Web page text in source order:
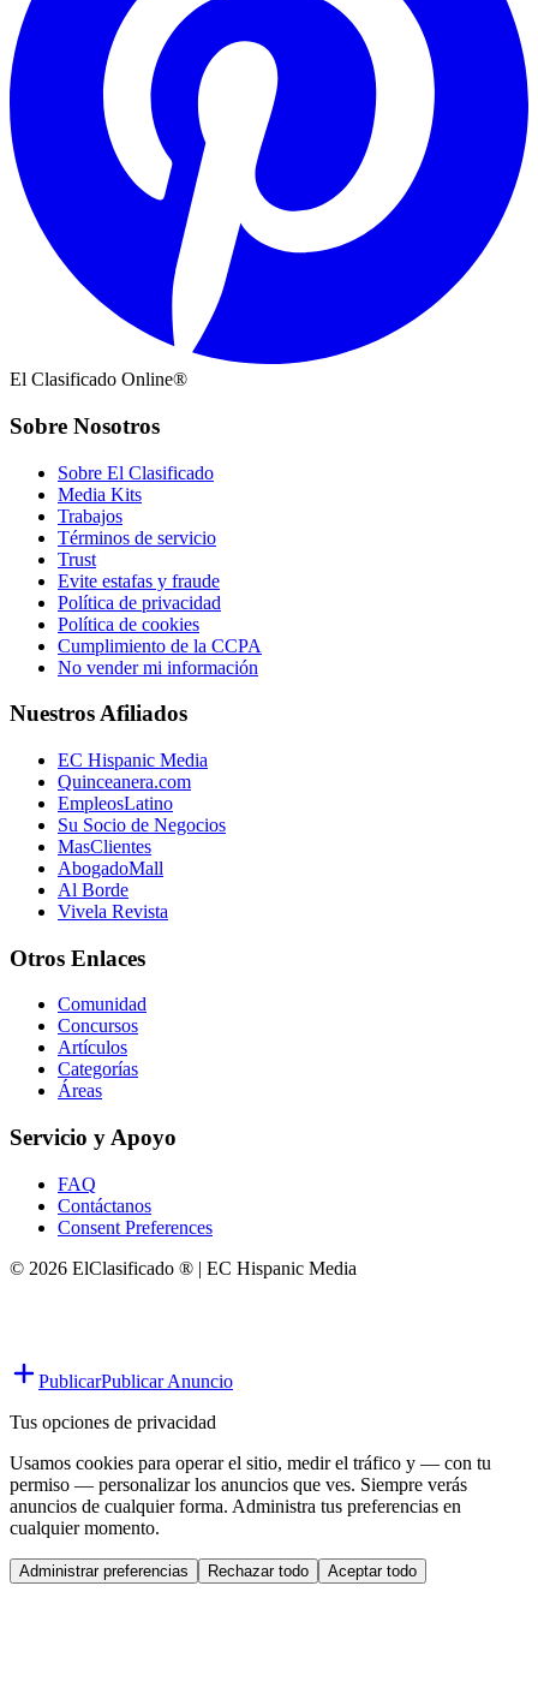
El Clasificado Online®
Sobre Nosotros
Sobre El Clasificado
Media Kits
Trabajos
Términos de servicio
Trust
Evite estafas y fraude
Política de privacidad
Política de cookies
Cumplimiento de la CCPA
No vender mi información
Nuestros Afiliados
EC Hispanic Media
Quinceanera.com
EmpleosLatino
Su Socio de Negocios
MasClientes
AbogadoMall
Al Borde
Vivela Revista
Otros Enlaces
Comunidad
Concursos
Artículos
Categorías
Áreas
Servicio y Apoyo
FAQ
Contáctanos
Consent Preferences
© 2026 ElClasificado ® | EC Hispanic Media
PublicarPublicar Anuncio
Tus opciones de privacidad
Usamos cookies para operar el sitio, medir el tráfico y — con tu
permiso — personalizar los anuncios que ves. Siempre verás
anuncios de cualquier forma. Administra tus preferencias en
cualquier momento.
Administrar preferencias Rechazar todo Aceptar todo